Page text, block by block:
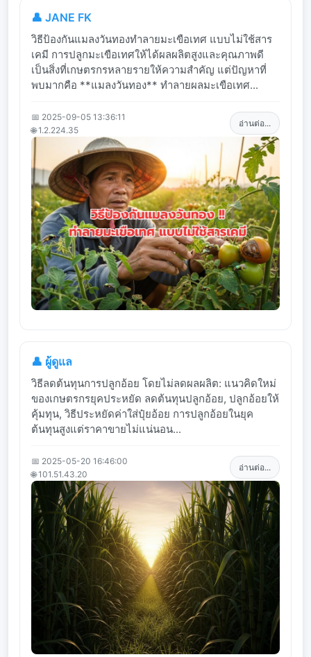
👤 JANE FK
วิธีป้องกันแมลงวันทองทำลายมะเขือเทศ แบบไม่ใช้สาร
เคมี การปลูกมะเขือเทศให้ได้ผลผลิตสูงและคุณภาพดี
เป็นสิ่งที่เกษตรกรหลายรายให้ความสำคัญ แต่ปัญหาที่
พบมากคือ **แมลงวันทอง** ทำลายผลมะเขือเทศ...
📅 2025-09-05 13:36:11
🌐 1.2.224.35
อ่านต่อ...
👤 ผู้ดูแล
วิธีลดต้นทุนการปลูกอ้อย โดยไม่ลดผลผลิต: แนวคิดใหม่
ของเกษตรกรยุคประหยัด ลดต้นทุนปลูกอ้อย, ปลูกอ้อยให้
คุ้มทุน, วิธีประหยัดค่าใส่ปุ๋ยอ้อย การปลูกอ้อยในยุค
ต้นทุนสูงแต่ราคาขายไม่แน่นอน...
📅 2025-05-20 16:46:00
🌐 101.51.43.20
อ่านต่อ...